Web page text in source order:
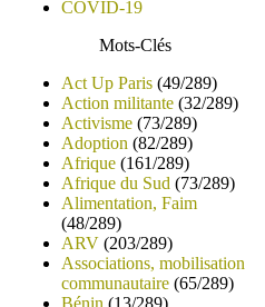
COVID-19
Mots-Clés
Act Up Paris (49/289)
Action militante (32/289)
Activisme (73/289)
Adoption (82/289)
Afrique (161/289)
Afrique du Sud (73/289)
Alimentation, Faim
(48/289)
ARV (203/289)
Associations, mobilisation
communautaire (65/289)
Bénin (13/289)